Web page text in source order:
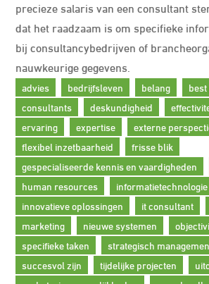
precieze salaris van een consultant
dat het raadzaam is om specifieke
bij consultancybedrijven of
nauwkeurige gegevens.
advies bedrijfsleven belang
consultants
deskundigheid
ervaring
expertise externe
flexibel inzetbaarheid
frisse blik
gespecialiseerde kennis en vaardigheden
human resources
informatietechnologie
innovatieve oplossingen
it consultant
marketing
nieuwe systemen
specifieke taken
strategisch
succesvol zijn
tijdelijke projecten